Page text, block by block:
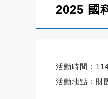
2025 國
活動時間：
活動地點：財